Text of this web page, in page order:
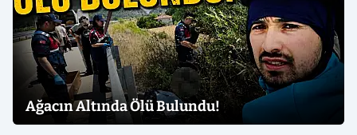
Ağacın Altında Ölü Bulundu!